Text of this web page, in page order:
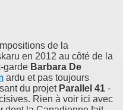
de la
en 2012 au côté de la
garde Barbara De
ardu et pas toujours
du projet Parallel 41 -
Rien à voir ici avec